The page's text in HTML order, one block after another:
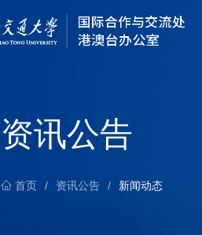
资讯公告
首页 / 资讯公告 / 新闻动态